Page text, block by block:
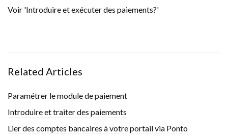
Voir 'Introduire et exécuter des paiements?'
Related Articles
Paramétrer le module de paiement
Introduire et traiter des paiements
Lier des comptes bancaires à votre portail via Ponto